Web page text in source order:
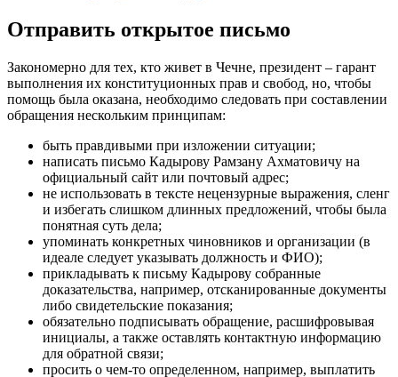
Отправить открытое письмо
Закономерно для тех, кто живет в Чечне, президент – гарант
выполнения их конституционных прав и свобод, но, чтобы
помощь была оказана, необходимо следовать при составлении
обращения нескольким принципам:
быть правдивыми при изложении ситуации;
написать письмо Кадырову Рамзану Ахматовичу на
официальный сайт или почтовый адрес;
не использовать в тексте нецензурные выражения, сленг
и избегать слишком длинных предложений, чтобы была
понятная суть дела;
упоминать конкретных чиновников и организации (в
идеале следует указывать должность и ФИО);
прикладывать к письму Кадырову собранные
доказательства, например, отсканированные документы
либо свидетельские показания;
обязательно подписывать обращение, расшифровывая
инициалы, а также оставлять контактную информацию
для обратной связи;
просить о чем-то определенном, например, выплатить